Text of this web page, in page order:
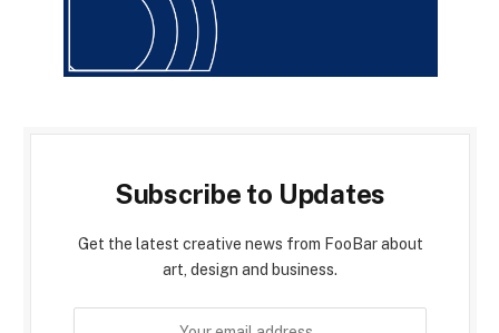
Subscribe to Updates
Get the latest creative news from FooBar about
art, design and business.